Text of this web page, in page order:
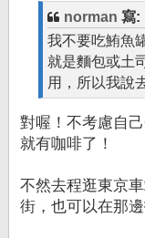
norman 寫:
我不要吃鮪魚
就是麵包或土
用，所以我說
對喔！不考慮自
就有咖啡了！
不然去程逛東京
街，也可以在那邊